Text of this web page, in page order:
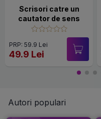
Scrisori catre un
cautator de sens
PRP: 59.9 Lei
49.9 Lei
Autori populari